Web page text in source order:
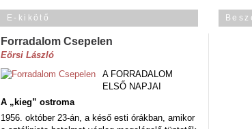
E-kikötő
Forradalom Csepelen
Eörsi László
A FORRADALOM
ELSŐ NAPJAI
A „kieg” ostroma
1956. október 23-án, a késő esti órákban, amikor